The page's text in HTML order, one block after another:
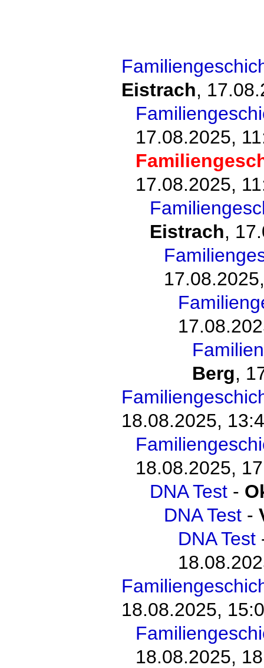
Eistrach,
17.08.2025,
17.08.2025,
Eistrach,
Berg,
18.08.2025,
18.08.2025,
DNA Test -
DNA Test -
DNA Test
18.08.2025,
18.08.2025,